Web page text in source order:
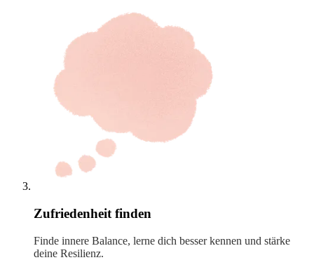
Zufriedenheit finden
Finde innere Balance, lerne dich besser kennen und stärke
deine Resilienz.